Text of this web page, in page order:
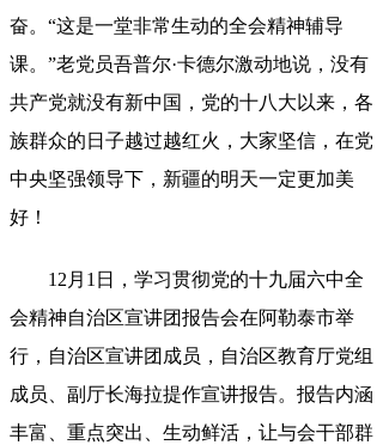
奋。“这是一堂非常生动的全会精神辅导
课。 ”老党员吾普尔·卡德尔激动地说，没有
共产党就没有新中国 ， 党的十八大以来，各
族群众的日子越过越红火 ， 大家坚信，在党
中央坚强领导下 ， 新疆的明天一定更加美
好！
12月1日 ， 学习贯彻党的十九届六中全
会精神自治区宣讲团报告会在阿勒泰市举
行，自治区宣讲团成员 ， 自治区教育厅党组
成员、副厅长海拉提作宣讲报告。报告内涵
丰富、重点突出、生动鲜活 ， 让与会干部群